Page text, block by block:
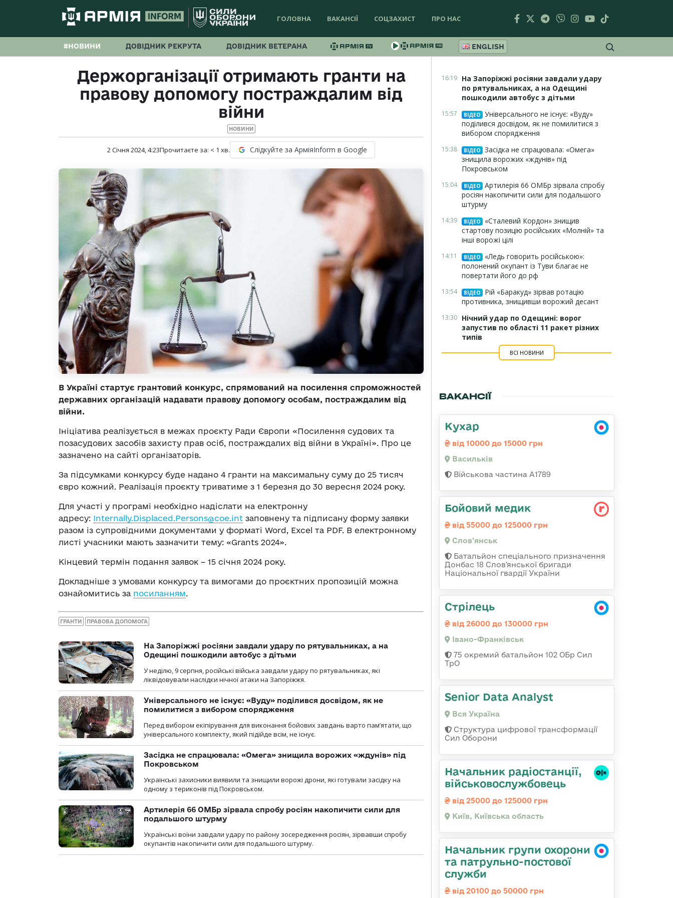
ГОЛОВНА ВАКАНСІЇ СОЦЗАХИСТ ПРО НАС
#НОВИНИ ДОВІДНИК РЕКРУТА ДОВІДНИК ВЕТЕРАНА ENGLISH
Держорганізації отримають гранти на
правову допомогу постраждалим від
війни
НОВИНИ
2 Січня 2024, 4:23Прочитаєте за: < 1 хв. Слідкуйте за АрміяInform в Google
В Україні стартує грантовий конкурс, спрямований на посилення спроможностей
державних організацій надавати правову допомогу особам, постраждалим від
війни.
Ініціатива реалізується в межах проєкту Ради Європи «Посилення судових та
позасудових засобів захисту прав осіб, постраждалих від війни в Україні». Про це
зазначено на сайті організаторів.
За підсумками конкурсу буде надано 4 гранти на максимальну суму до 25 тисяч
євро кожний. Реалізація проєкту триватиме з 1 березня до 30 вересня 2024 року.
Для участі у програмі необхідно надіслати на електронну
адресу: Internally.Displaced.Persons@coe.int заповнену та підписану форму заявки
разом із супровідними документами у форматі Word, Excel та PDF. В електронному
листі учасники мають зазначити тему: «Grants 2024».
Кінцевий термін подання заявок – 15 січня 2024 року.
Докладніше з умовами конкурсу та вимогами до проєктних пропозицій можна
ознайомитись за посиланням.
ГРАНТИ ПРАВОВА ДОПОМОГА
На Запоріжжі росіяни завдали удару по рятувальниках, а на
Одещині пошкодили автобус з дітьми
У неділю, 9 серпня, російські війська завдали удару по рятувальниках, які
ліквідовували наслідки нічної атаки на Запоріжжя.
Універсального не існує: «Вуду» поділився досвідом, як не
помилитися з вибором спорядження
Перед вибором екіпірування для виконання бойових завдань варто пам’ятати, що
універсального комплекту, який підійде всім, не існує.
Засідка не спрацювала: «Омега» знищила ворожих «ждунів» під
Покровськом
Українські захисники виявили та знищили ворожі дрони, які готували засідку на
одному з териконів під Покровськом.
Артилерія 66 ОМБр зірвала спробу росіян накопичити сили для
подальшого штурму
Українські воїни завдали удару по району зосередження росіян, зірвавши спробу
окупантів накопичити сили для подальшого штурму.
16:19 На Запоріжжі росіяни завдали удару
по рятувальниках, а на Одещині
пошкодили автобус з дітьми
15:57 ВІДЕО
Універсального не існує: «Вуду»
поділився досвідом, як не помилитися з
вибором спорядження
15:38 ВІДЕО
Засідка не спрацювала: «Омега»
знищила ворожих «ждунів» під
Покровськом
15:04 ВІДЕО
Артилерія 66 ОМБр зірвала спробу
росіян накопичити сили для подальшого
штурму
14:39 ВІДЕО
«Сталевий Кордон» знищив
стартову позицію російських «Молній» та
інші ворожі цілі
14:11 ВІДЕО
«Ледь говорить російською»:
полонений окупант із Туви благає не
повертати його до рф
13:54 ВІДЕО
Рій «Баракуд» зірвав ротацію
противника, знищивши ворожий десант
13:30 Нічний удар по Одещині: ворог
запустив по області 11 ракет різних
типів
ВСІ НОВИНИ
ВАКАНСІЇ
Кухар
від 10000 до 15000 грн
Васильків
Військова частина А1789
Бойовий медик
від 55000 до 125000 грн
Слов'янськ
Батальйон спеціального призначення
Донбас 18 Слов'янської бригади
Національної гвардії України
Стрілець
від 26000 до 130000 грн
Івано-Франківськ
75 окремий батальйон 102 ОБр Сил
ТрО
Senior Data Analyst
Вся Україна
Структура цифрової трансформації
Сил Оборони
Начальник радіостанції,
військовослужбовець
від 25000 до 125000 грн
Київ, Київська область
Начальник групи охорони
та патрульно-постової
служби
від 20100 до 50000 грн